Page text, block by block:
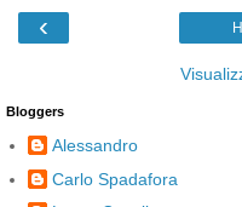
‹
Bloggers
Alessandro
Carlo Spadafora